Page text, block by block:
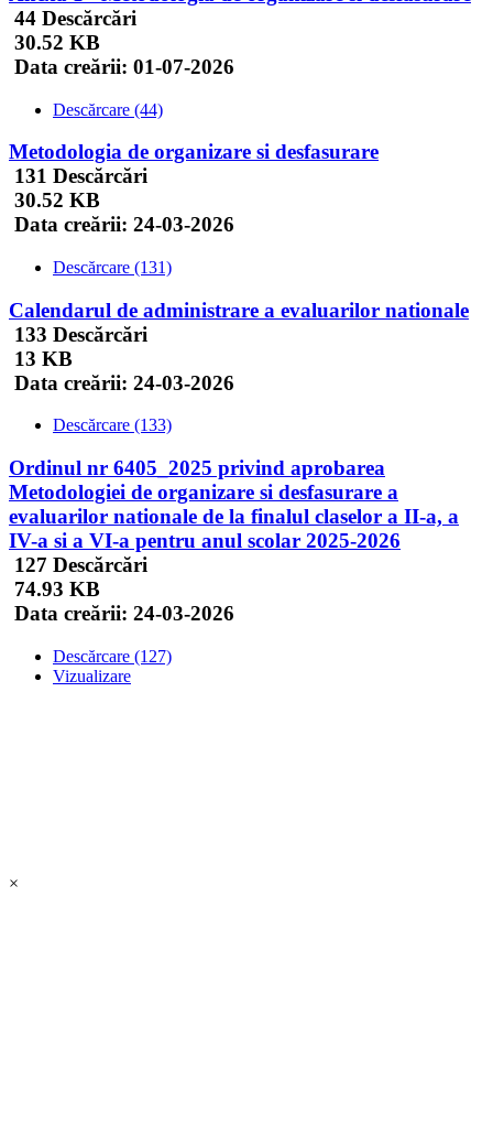
44 Descărcări
30.52 KB
Data creării: 01-07-2026
Descărcare (44)
Metodologia de organizare si desfasurare
131 Descărcări
30.52 KB
Data creării: 24-03-2026
Descărcare (131)
Calendarul de administrare a evaluarilor nationale
133 Descărcări
13 KB
Data creării: 24-03-2026
Descărcare (133)
Ordinul nr 6405_2025 privind aprobarea
Metodologiei de organizare si desfasurare a
evaluarilor nationale de la finalul claselor a II-a, a
IV-a si a VI-a pentru anul scolar 2025-2026
127 Descărcări
74.93 KB
Data creării: 24-03-2026
Descărcare (127)
Vizualizare
×